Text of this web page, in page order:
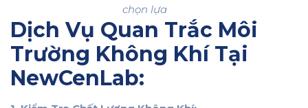
chọn lựa
Dịch Vụ Quan Trắc Môi
Trường Không Khí Tại
NewCenLab: